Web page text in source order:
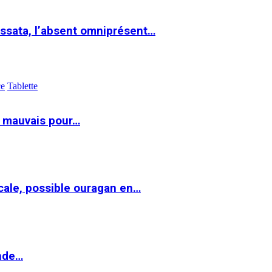
l’absent omniprésent…
Tablette
pour…
possible ouragan en…